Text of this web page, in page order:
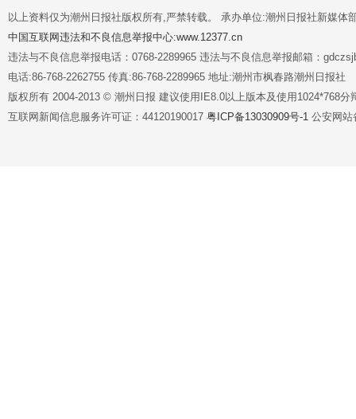
以上资料仅为潮州日报社版权所有,严禁转载。 承办单位:潮州日报社新媒体
中国互联网违法和不良信息举报中心:www.12377.cn
违法与不良信息举报电话：0768-2289965 违法与不良信息举报邮箱：
电话:86-768-2262755 传真:86-768-2289965 地址:潮州市枫春路潮州日报社
版权所有 2004-2013 © 潮州日报 建议使用IE8.0以上版本及使用1024*768分
互联网新闻信息服务许可证：44120190017 粤ICP备13030909号-1 公安网站